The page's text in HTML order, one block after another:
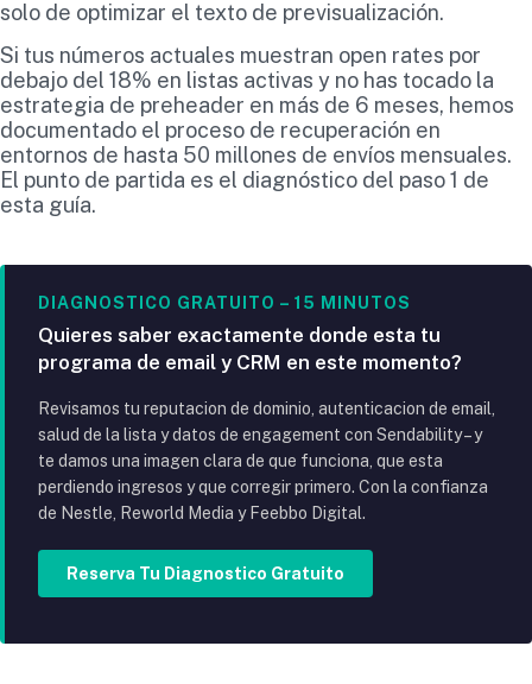
solo de optimizar el texto de previsualización.
Si tus números actuales muestran open rates por
debajo del 18% en listas activas y no has tocado la
estrategia de preheader en más de 6 meses, hemos
documentado el proceso de recuperación en
entornos de hasta 50 millones de envíos mensuales.
El punto de partida es el diagnóstico del paso 1 de
esta guía.
DIAGNOSTICO GRATUITO – 15 MINUTOS
Quieres saber exactamente donde esta tu
programa de email y CRM en este momento?
Revisamos tu reputacion de dominio, autenticacion de email,
salud de la lista y datos de engagement con Sendability – y
te damos una imagen clara de que funciona, que esta
perdiendo ingresos y que corregir primero. Con la confianza
de Nestle, Reworld Media y Feebbo Digital.
Reserva Tu Diagnostico Gratuito